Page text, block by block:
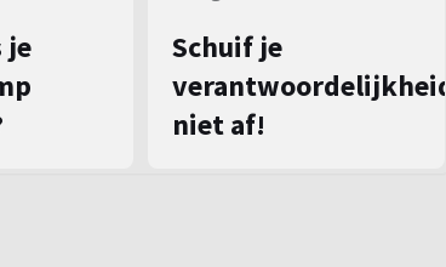
je
Schuif je
verantwoordelijkheid
niet af!